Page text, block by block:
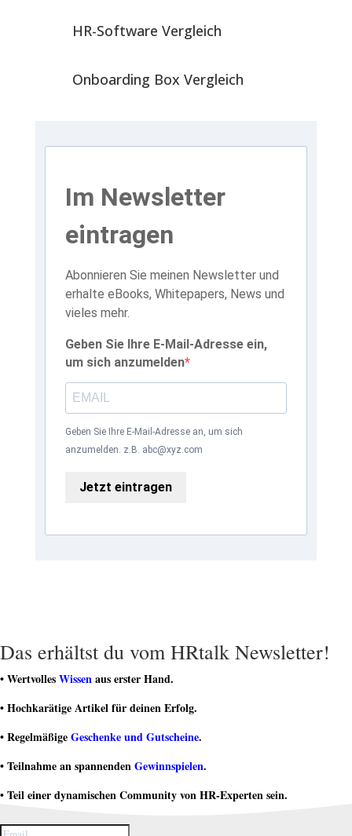
HR-Software Vergleich
Onboarding Box Vergleich
Im Newsletter
eintragen
Abonnieren Sie meinen Newsletter und
erhalte eBooks, Whitepapers, News und
vieles mehr.
Geben Sie Ihre E-Mail-Adresse ein,
um sich anzumelden
Geben Sie Ihre E-Mail-Adresse an, um sich
anzumelden. z.B. abc@xyz.com
Jetzt eintragen
Das erhältst du vom HRtalk Newsletter!
• WertvollesWissenaus erster Hand.
• Hochkarätige Artikel für deinen Erfolg.
• RegelmäßigeGeschenke und Gutscheine.
• Teilnahme an spannendenGewinnspielen.
• Teil einer dynamischen Community von HR-Experten sein.